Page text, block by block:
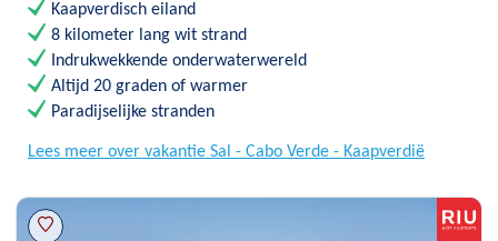
Kaapverdisch eiland
8 kilometer lang wit strand
Indrukwekkende onderwaterwereld
Altijd 20 graden of warmer
Paradijselijke stranden
Lees meer over vakantie Sal - Cabo Verde - Kaapverdië